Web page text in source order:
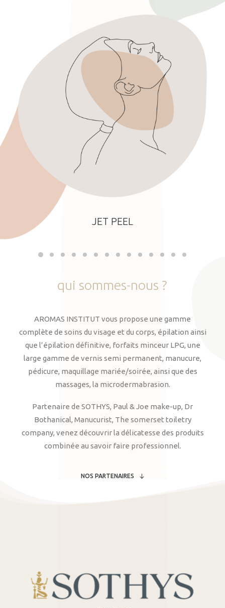
JET PEEL
qui sommes-nous ?
AROMAS INSTITUT vous propose une gamme
complète de soins du visage et du corps, épilation ainsi
que l’épilation définitive, forfaits minceur LPG, une
large gamme de vernis semi permanent, manucure,
pédicure, maquillage mariée/soirée, ainsi que des
massages, la microdermabrasion.
Partenaire de SOTHYS, Paul & Joe make-up, Dr
Bothanical, Manucurist, The somerset toiletry
company, venez découvrir la délicatesse des produits
combinée au savoir faire professionnel.
NOS PARTENAIRES